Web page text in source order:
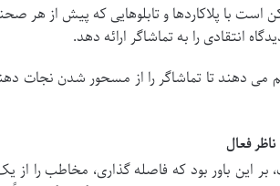
است با پلاکاردها و تابلوهایی که پیش از هر
انتقادی را به تماشاگر ارائه دهد.
دهند تا تماشاگر را از مسحور شدن نجات
فعال
بر این باور بود که فاصله گذاری، مخاطب را